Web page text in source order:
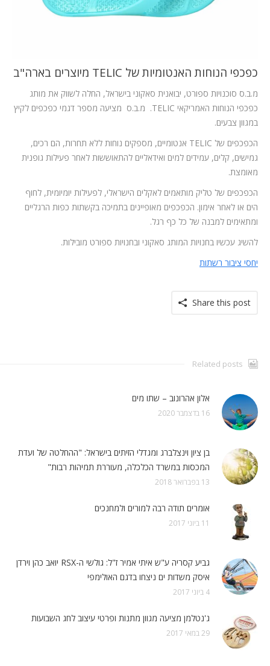
כפכפי הנוחות האנטומיות של TELIC מיוצרים בארה"ב
מ.ב.ס סוכנויות ספורט, יבואנית סאקוני בישראל, החלה לשווק את מותג
כפכפי הנוחות האמריקאי TELIC. מ.ב.ס מציעה מספר דגמי כפכפים לקיץ
במגוון צבעים.
הכפכפים של TELIC אנטומיים, מספקים נוחות ללא תחרות, הם רכים,
גמישים, קלים, עמידים למים ואידאליים להתאוששות לאחר פעילות גופנית
מאומצת.
הכפכפים של טליק מותאמים לאקלים הישראלי, לפעילות יומיומית, לחוף
הים או לאחר אימון. הכפכפים מאופיינים בתמיכה בקשתות כפות הרגליים
ומתאימים למבנה של כל כף רגל.
להשיג עכשיו בחנויות המותג סאקוני ובחנויות ספורט מובילות.
יחסי ציבור רשתות
Share this post
Related posts
אלון אהרונוב – שתו מים
16 בדצמבר 2020
בן ציון וינצלברג ומגדלי הזיתים בישראל: "ההחלטה של ועדת
המכסות במשרד הכלכלה, מעוררת תמיהות רבות"
13 בפברואר 2018
אומרים תודה רבה למורים ולמחנכים
11 ביוני 2017
גביע קסריה ע"ש איתי אמיר ז"ל: גולשי ה-RSX יואב כהן וירדן
איסק משדות ים ניצחו בדגם האולימפי
4 ביוני 2017
ג'נטלמן מציעה מגוון מתנות ופרטי עיצוב לחג השבועות
29 במאי 2017